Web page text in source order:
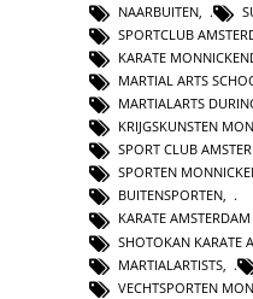
NAARBUITEN
SPORTCLUB
KARATE
MARTIAL ARTS
MARTIALARTS
KRIJGSKUNSTEN
SPORT CLUB
SPORTEN
BUITENSPORTEN,
KARATE
SHOTOKAN KARATE
MARTIALARTISTS
VECHTSPORTEN